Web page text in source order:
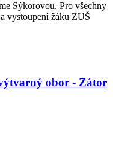
Sýkorovou. Pro všechny
vystoupení žáku ZUŠ
obor - Zátor